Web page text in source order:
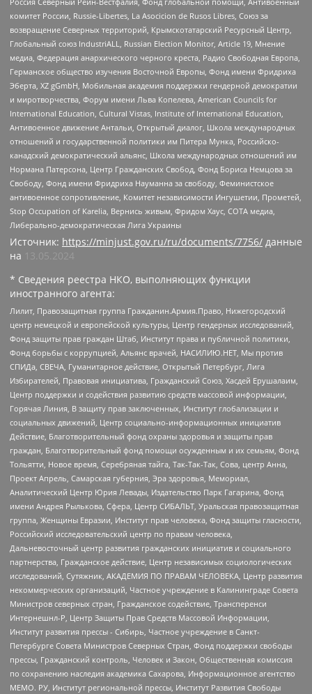
комитет России, Russie-Libertes, La Asocicion de Rusos Libres, Союз за
возвращение Северных территорий, Крымскотатарский Ресурсный Центр,
Глобальный союз IndustriALL, Russian Election Monitor, Article 19, Мнение
медиа, Федерация анархического черного креста, Радио Свободная Европа,
Германское общество изучения Восточной Европы, Фонд имени Фридриха
Эберта, XZ gGmbH, Мобильная академия поддержки гендерной демократии
и миротворчества, Форум имени Льва Копелева, American Councils for
International Education, Cultural Vistas, Institute of International Education,
Антивоенное движение Антальи, Открытый диалог, Школа международных
отношений и государственной политики им Питера Мунка, Российско-
канадский демократический альянс, Школа международных отношений им
Нормана Патерсона, Центр Гражданских Свобод, Фонд Бориса Немцова за
Свободу, Фонд имени Фридриха Науманна за свободу, Феминистское
антивоенное сопротивление, Комитет независимости Ингушетии, Прометей,
Stop Occupation of Karelia, Вернись живым, Фридом Хаус, СОТА медиа,
Либерально-демократическая Лига Украины
Источник: https://minjust.gov.ru/ru/documents/7756/ данные
на
13.05.2024
* Сведения реестра НКО, выполняющих функции
иностранного агента:
Лилит, Правозащитная группа Гражданин.Армия.Право, Нижегородский
центр немецкой и европейской культуры, Центр гендерных исследований,
Фонд защиты прав граждан Штаб, Институт права и публичной политики,
Фонд борьбы с коррупцией, Альянс врачей, НАСИЛИЮ.НЕТ, Мы против
СПИДа, СВЕЧА, Гуманитарное действие, Открытый Петербург, Лига
Избирателей, Правовая инициатива, Гражданский Союз, Хасдей Ерушалаим,
Центр поддержки и содействия развитию средств массовой информации,
Горячая Линия, В защиту прав заключенных, Институт глобализации и
социальных движений, Центр социально-информационных инициатив
Действие, Благотворительный фонд охраны здоровья и защиты прав
граждан, Благотворительный фонд помощи осужденным и их семьям, Фонд
Тольятти, Новое время, Серебряная тайга, Так-Так-Так, Сова, центр Анна,
Проект Апрель, Самарская губерния, Эра здоровья, Мемориал,
Аналитический Центр Юрия Левады, Издательство Парк Гагарина, Фонд
имени Андрея Рылькова, Сфера, Центр СИБАЛЬТ, Уральская правозащитная
группа, Женщины Евразии, Институт прав человека, Фонд защиты гласности,
Российский исследовательский центр по правам человека,
Дальневосточный центр развития гражданских инициатив и социального
партнерства, Гражданское действие, Центр независимых социологических
исследований, Сутяжник, АКАДЕМИЯ ПО ПРАВАМ ЧЕЛОВЕКА, Центр развития
некоммерческих организаций, Частное учреждение в Калининграде Совета
Министров северных стран, Гражданское содействие, Трансперенси
Интернешнл-Р, Центр Защиты Прав Средств Массовой Информации,
Институт развития прессы - Сибирь, Частное учреждение в Санкт-
Петербурге Совета Министров Северных Стран, Фонд поддержки свободы
прессы, Гражданский контроль, Человек и Закон, Общественная комиссия
по сохранению наследия академика Сахарова, Информационное агентство
МЕМО. РУ, Институт региональной прессы, Институт Развития Свободы